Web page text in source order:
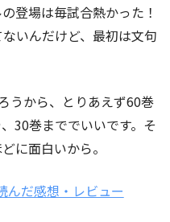
登場は毎試合熱かった！
いんだけど、最初は文句
うから、とりあえず60巻
30巻まででいいです。そ
に面白いから。
んだ感想・レビュー